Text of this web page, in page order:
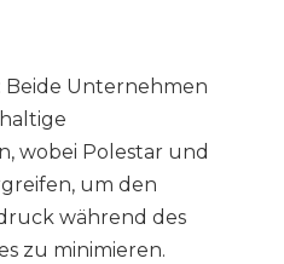
Beide Unternehmen
wobei Polestar und
um den
während des
zu minimieren.